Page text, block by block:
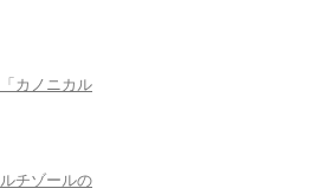
カノニカル
チゾールの